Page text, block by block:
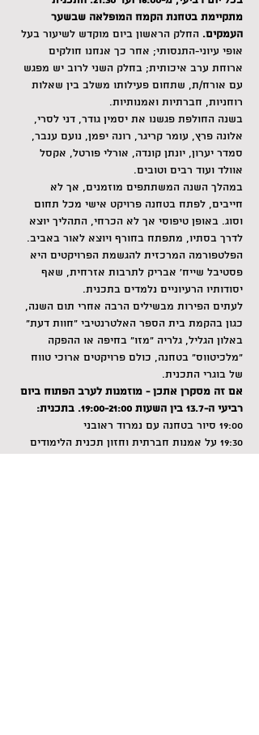
מתקיימת בטחנת הקמח המופלאה שבשער
העמקים. החלק הראשון ביום מוקדש לשיעור בעל
אופי עיוני-התנסותי; אחר כך אנחנו חולקים
ארוחת ערב איכותית; בחלק השני לרוב יש מפגש
עם אורח/ת, שתחום פעילותו משלב בין שאלות
רוחניות, חברתיות ואמנותיות.
בשנה החולפת פגשנו את יסמין גודר, דני לסרי,
אלונה פרץ, עומר קריגר, רונה יפמן, נועם ענבר,
סמדר יערון, יונתן קונדה, אורלי פורטל, אקסל
אוולד ועוד רבים וטובים.
במהלך השנה המשתתפים מוזמנים, אך לא
חייבים, לפתח בטחנה פרויקט אישי מכל תחום
וסוג. באופן טיפוסי אך לא הכרחי, התהליך יוצא
לדרך בסתיו, מתפתח בחורף ויוצא לאור באביב.
הפלטפורמה המרכזית להגשמת הפרויקטים היא
פסטיבל שייח' אבריק לתרבות אזרחית, שאף
יסודותיו הרעיוניים נלמדים בתכנית.
לעתים הפירות מבשילים הרבה אחרי תום השנה,
כגון בהקמת בית הספר האלטרנטיבי "חוות דעת"
באלון הגליל, גלריה "מזו" בחיפה או ההפקה
"מלכיטווס" בטחנה, כולם פרויקטים ארוכי טווח
של בוגרי התכנית.
אם זה מסקרן אתכן - מוזמנות לערב הפתוח ביום
רביעי ה-13.7 בין השעות 19:00-21:00. בתכנית:
19:00 סיור בטחנה עם נמרוד ראובני
19:30 על אמנות חברתית וחזון תכנית הלימודים